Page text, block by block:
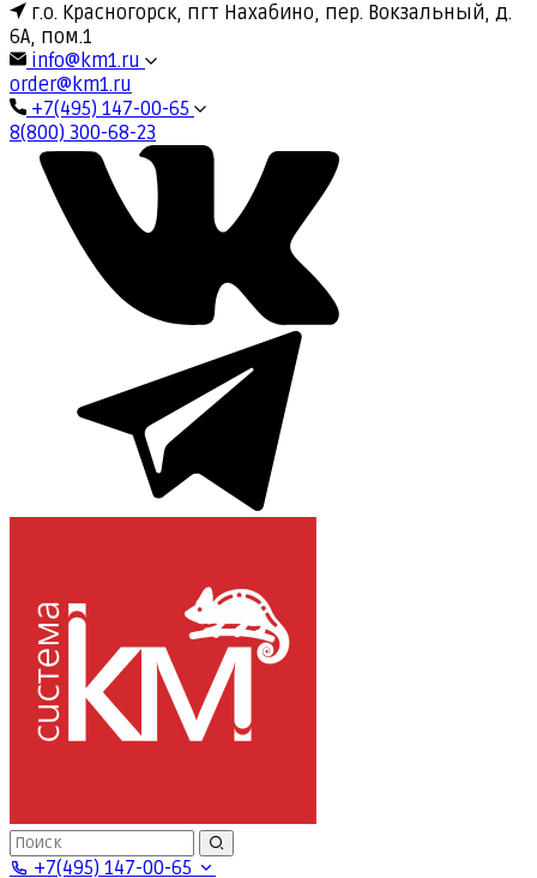
г.о. Красногорск, пгт Нахабино, пер. Вокзальный, д.
6А, пом.1
info@km1.ru
order@km1.ru
+7(495) 147-00-65
8(800) 300-68-23
+7(495) 147-00-65